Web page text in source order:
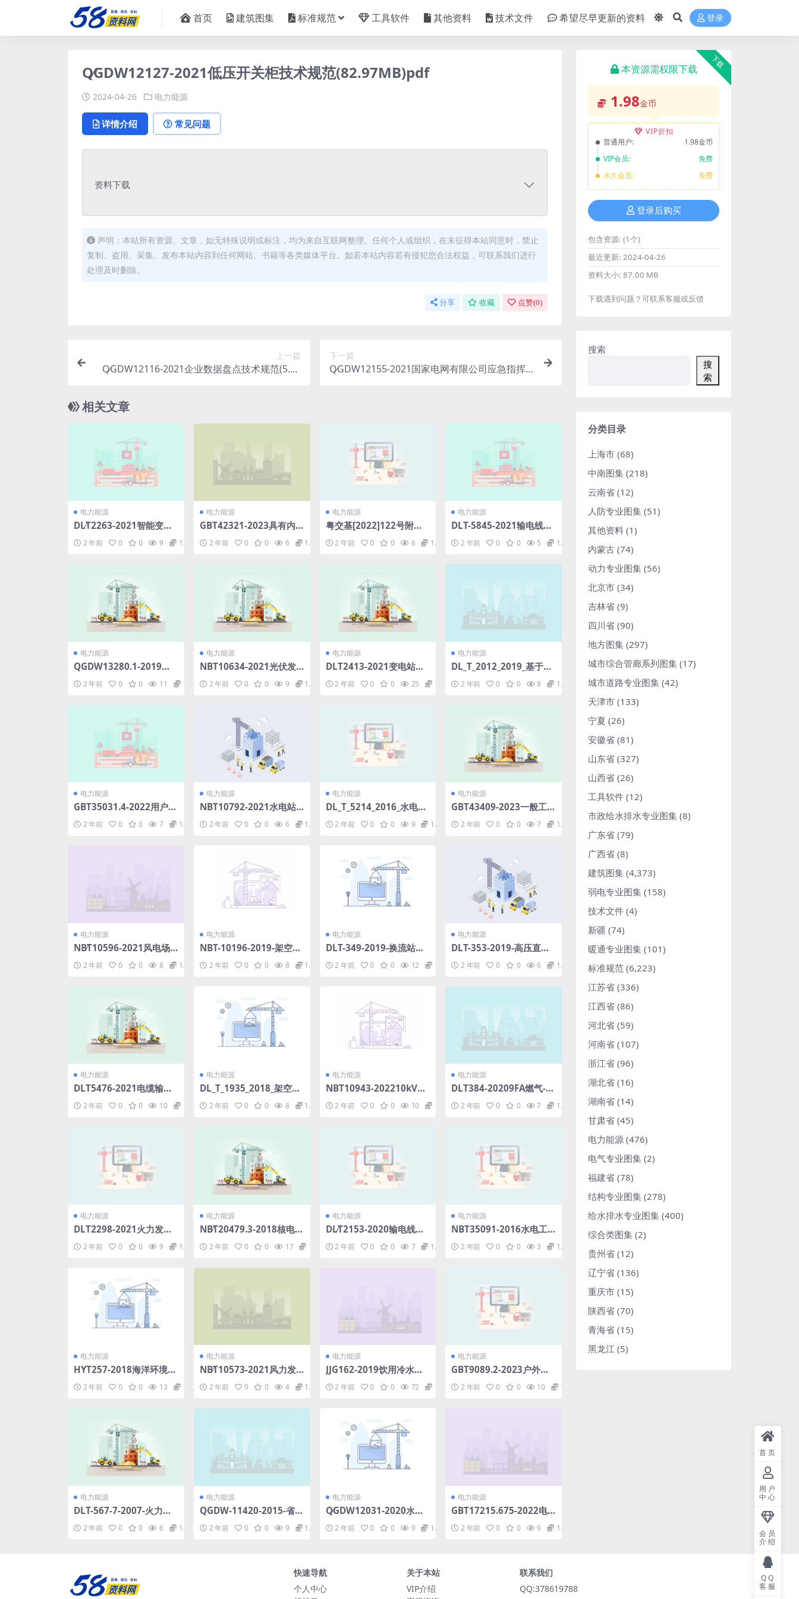
首页 建筑图集 标准规范 工具软件 其他资料 技术文件 希望尽早更新的资料 登录
Q∕GDW12127-2021低压开关柜技术规范(82.97MB)pdf
2024-04-26 电力能源
详情介绍 常见问题
资料下载
声明：本站所有资源、文章，如无特殊说明或标注，均为来自互联网整理。任何个人或组织，在未征得本站同意时，禁止
复制、盗用、采集、发布本站内容到任何网站、书籍等各类媒体平台。如若本站内容若有侵犯您合法权益，可联系我们进行
处理及时删除。
分享 收藏 点赞(0)
上一篇
Q∕GDW12116-2021企业数据盘点技术规范(5.82
下一篇
Q∕GDW12155-2021国家电网有限公司应急指挥
相关文章
电力能源
DL∕T2263-2021智能变压
器检测规范(5.58MB)pdf
2 年前 0 0 9 1.98
电力能源
GBT42321-2023具有内
部电弧类别的3.6kV～40.
5kV柱上安装金属封闭开
2 年前 0 0 6 1.98
电力能源
粤交基[2022]122号附
件：广东省美丽农村路建
设导则试行.pdf
2 年前 0 0 6 1.98
电力能源
DLT-5845-2021输电线路
岩石地基挖孔基础工程技
术规范(17.92MB).pdf
2 年前 0 0 5 1.98
电力能源
QGDW13280.1-2019全
套金具采购标准第1部分：
2 年前 0 0 11 1.98
电力能源
NBT10634-2021光伏发
监督规程(2.27MB)pdf
2 年前 0 0 9 1.98
电力能源
DLT2413-2021变电站监
(3.89MB)pdf
2 年前 0 0 25 1.98
电力能源
DL_T_2012_2019_基于风
产管理体系要求.pdf
2 年前 0 0 8 1.98
电力能源
GBT35031.4-2022用户端
能源管理系统第4部分：主
站与网关信息交互规范(3
2 年前 0 0 7 1.98
电力能源
NBT10792-2021水电站
技术供水系统规范(11.24
MB)pdf
2 年前 0 0 6 1.98
电力能源
DL_T_5214_2016_水电水
利工程振冲法地基处理技
术规范.pdf
2 年前 0 0 9 1.98
电力能源
GBT43409-2023一般工
程与结构用碳钢及低合金
钢铸件金相检验.pdf.pdf
2 年前 0 0 7 1.98
电力能源
NB∕T10596-2021风电场
MB)pdf
2 年前 0 0 8 1.98
电力能源
NBT-10196-2019-架空导
pdf2 年前 0 0 8 1.98
电力能源
DLT-349-2019-换流站运
2 年前 0 0 12 1.98
电力能源
DLT-353-2019-高压直流
2 年前 0 0 6 1.98
电力能源
DLT5476-2021电缆输电
线路工程建设预算项目划
分导则(9.98MB)pdf
2 年前 0 0 10 1.98
电力能源
DL_T_1935_2018_架空导
线载流量试验方法.pdf
2 年前 0 0 8 1.98
电力能源
NBT10943-202210kV及
以下有源型电压暂降治理
设备检测规程(4.89MB)pd
2 年前 0 0 10 1.98
电力能源
DLT384-20209FA燃气-蒸
汽联合循环机组运行规程
(10.38MB)pdf
2 年前 0 0 7 1.98
电力能源
DLT2298-2021火力发电
pdf2 年前 0 0 9 1.98
电力能源
NB∕T20479.3-2018核电厂
无损检测第3部分：渗透检
2 年前 0 0 17 1.98
电力能源
DL∕T2153-2020输电线路
B)pdf
2 年前 0 0 7 1.98
电力能源
NBT35091-2016水电工
19年第1号修改单(6.81M
2 年前 0 0 3 1.98
电力能源
HYT257-2018海洋环境监
测实验室信息管理系统建
设导则(2.94MB)pdf
2 年前 0 0 13 1.98
电力能源
NB∕T10573-2021风力发
电机组叶片改造技术规程
(6.32MB)pdf
2 年前 0 0 4 1.98
电力能源
JJG162-2019饮用冷水水
表检定规程.pdf
2 年前 0 0 72 1.98
电力能源
GBT9089.2-2023户外严
酷条件下的电气设施第2部
分：一般防护要求(11.84
2 年前 0 0 10 1.98
电力能源
DLT-567-7-2007-火力发
分-灰及渣中硫的测定和燃
2 年前 0 0 6 1.98
电力能源
QGDW-11420-2015-省级
整定计算技术规范.pdf
2 年前 0 0 9 1.98
电力能源
Q∕GDW12031-2020水电
25MB)pdf
2 年前 0 0 9 1.98
电力能源
GBT17215.675-2022电
M组件第75部分：本地网
2 年前 0 0 9 1.98
下载
本资源需权限下载
1.98金币
VIP折扣
普通用户:
1.98金币
VIP会员:
免费
永久会员:
免费
登录后购买
包含资源: (1个)
最近更新: 2024-04-26
资料大小: 87.00 MB
下载遇到问题？可联系客服或反馈
搜索
搜
索
分类目录
上海市 (68)
中南图集 (218)
云南省 (12)
人防专业图集 (51)
其他资料 (1)
内蒙古 (74)
动力专业图集 (56)
北京市 (34)
吉林省 (9)
四川省 (90)
地方图集 (297)
城市综合管廊系列图集 (17)
城市道路专业图集 (42)
天津市 (133)
宁夏 (26)
安徽省 (81)
山东省 (327)
山西省 (26)
工具软件 (12)
市政给水排水专业图集 (8)
广东省 (79)
广西省 (8)
建筑图集 (4,373)
弱电专业图集 (158)
技术文件 (4)
新疆 (74)
暖通专业图集 (101)
标准规范 (6,223)
江苏省 (336)
江西省 (86)
河北省 (59)
河南省 (107)
浙江省 (96)
湖北省 (16)
湖南省 (14)
甘肃省 (45)
电力能源 (476)
电气专业图集 (2)
福建省 (78)
结构专业图集 (278)
给水排水专业图集 (400)
综合类图集 (2)
贵州省 (12)
辽宁省 (136)
重庆市 (15)
陕西省 (70)
青海省 (15)
黑龙江 (5)
快速导航
个人中心
关于本站
VIP介绍
联系我们
QQ:378619788
首页
用户
中心
会员
介绍
QQ
客服